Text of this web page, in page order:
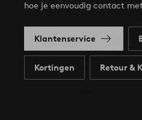
hoe je eenvoudig contact
Klantenservice
Kortingen Retour &